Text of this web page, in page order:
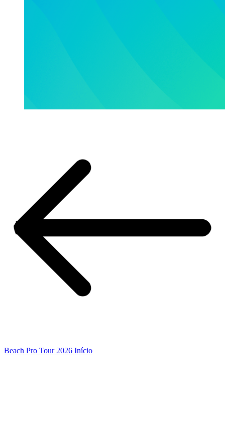
Beach Pro Tour 2026 Início